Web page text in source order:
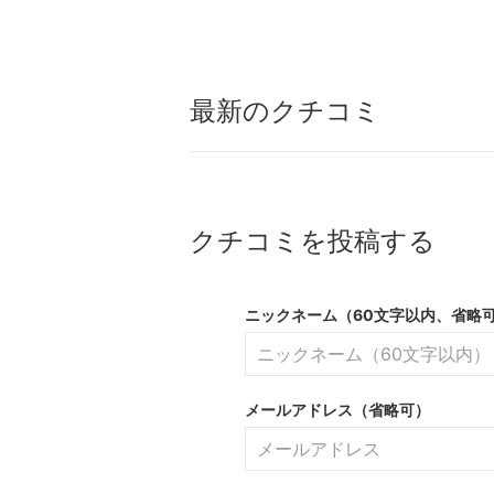
最新のクチコミ
クチコミを投稿する
ニックネーム（60文字以内、省略
メールアドレス（省略可）